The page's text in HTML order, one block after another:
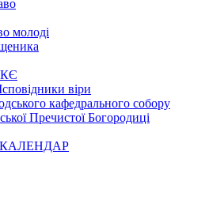
молоді
віри
кафедрального собору
Пречистої Богородиці